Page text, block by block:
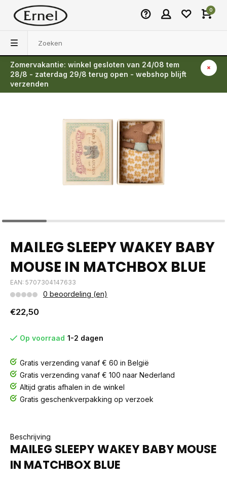
0
Zomervakantie: winkel gesloten van 24/08 tem
28/8 - zaterdag 29/8 terug open - webshop blijft
verzenden
Terug
MAILEG SLEEPY WAKEY BABY
MOUSE IN MATCHBOX BLUE
EAN: 5707304147633
0 beoordeling (en)
€22,50
Op voorraad 1-2 dagen
Gratis verzending vanaf € 60 in België
Gratis verzending vanaf € 100 naar Nederland
Altijd gratis afhalen in de winkel
Gratis geschenkverpakking op verzoek
Beschrijving
MAILEG SLEEPY WAKEY BABY MOUSE
IN MATCHBOX BLUE